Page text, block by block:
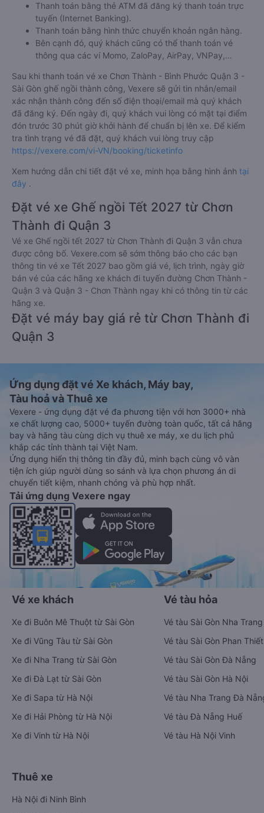
Thanh toán bằng thẻ ATM đã đăng ký thanh toán trực
tuyến (Internet Banking).
Thanh toán bằng hình thức chuyển khoản ngân hàng.
Bên cạnh đó, quý khách cũng có thể thanh toán vé
thông qua các ví Momo, ZaloPay, AirPay, VNPay,…
Sau khi thanh toán vé xe Chơn Thành - Bình Phước Quận 3 -
Sài Gòn ghế ngồi thành công, Vexere sẽ gửi tin nhắn/email
xác nhận thành công đến số điện thoại/email mà quý khách
đã đăng ký. Đến ngày đi, quý khách vui lòng có mặt tại điểm
đón trước 30 phút giờ khởi hành để chuẩn bị lên xe. Để kiểm
tra tình trạng vé đã đặt, quý khách vui lòng truy cập
https://vexere.com/vi-VN/booking/ticketinfo
Xem hướng dẫn chi tiết đặt vé xe, minh họa bằng hình ảnh tại
đây .
Đặt vé xe Ghế ngồi Tết 2027 từ Chơn
Thành đi Quận 3
Vé xe Ghế ngồi tết 2027 từ Chơn Thành đi Quận 3 vẫn chưa
được công bố. Vexere.com sẽ sớm thông báo cho các bạn
thông tin vé xe Tết 2027 bao gồm giá vé, lịch trình, ngày giờ
bán vé của các hãng xe khách đi tuyến đường Chơn Thành -
Quận 3 và Quận 3 - Chơn Thành ngay khi có thông tin từ các
hãng xe.
Đặt vé máy bay giá rẻ từ Chơn Thành đi
Quận 3
Ứng dụng đặt vé Xe khách, Máy bay,
Tàu hoả và Thuê xe
Vexere - ứng dụng đặt vé đa phương tiện với hơn 3000+ nhà
xe chất lượng cao, 5000+ tuyến đường toàn quốc, tất cả hãng
bay và hãng tàu cùng dịch vụ thuê xe máy, xe du lịch phủ
khắp các tỉnh thành tại Việt Nam.
Ứng dụng hiển thị thông tin đầy đủ, minh bạch cùng vô vàn
tiện ích giúp người dùng so sánh và lựa chọn phương án di
chuyển tiết kiệm, nhanh chóng và phù hợp nhất.
Tải ứng dụng Vexere ngay
Vé xe khách
Xe đi Buôn Mê Thuột từ Sài Gòn
Xe đi Vũng Tàu từ Sài Gòn
Xe đi Nha Trang từ Sài Gòn
Xe đi Đà Lạt từ Sài Gòn
Xe đi Sapa từ Hà Nội
Xe đi Hải Phòng từ Hà Nội
Xe đi Vinh từ Hà Nội
Vé tàu hỏa
Vé tàu Sài Gòn Nha Trang
Vé tàu Sài Gòn Phan Thiết
Vé tàu Sài Gòn Đà Nẵng
Vé tàu Sài Gòn Hà Nội
Vé tàu Nha Trang Đà
Vé tàu Đà Nẵng Huế
Vé tàu Hà Nội Vinh
Thuê xe
Hà Nội đi Ninh Bình